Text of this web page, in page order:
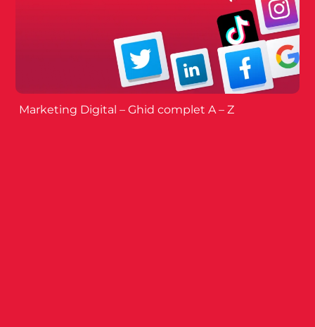
Marketing Digital – Ghid complet A – Z